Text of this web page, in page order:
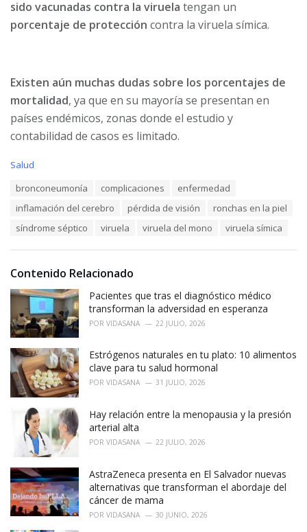
sido vacunadas contra la viruela tengan un
porcentaje de protección contra la viruela símica.
Existen aún muchas dudas sobre los porcentajes de
mortalidad, ya que en su mayoría se presentan en
países endémicos, zonas donde el estudio y
contabilidad de casos es limitado.
C
s
:
Salud
bronconeumonía complicaciones
enfermedad
inflamación del cerebro
pérdida de visión
ronchas en la piel
síndrome séptico
viruela viruela del mono viruela símica
Contenido Relacionado
Pacientes que tras el diagnóstico médico
transforman la adversidad en esperanza
POR VIDASANA 22 JULIO, 2026
Estrógenos naturales en tu plato: 10 alimentos
clave para tu salud hormonal
POR VIDASANA 31 JULIO, 2026
Hay relación entre la menopausia y la presión
arterial alta
POR VIDASANA 22 JULIO, 2026
AstraZeneca presenta en El Salvador nuevas
alternativas que transforman el abordaje del
cáncer de mama
POR VIDASANA 30 JUNIO, 2026